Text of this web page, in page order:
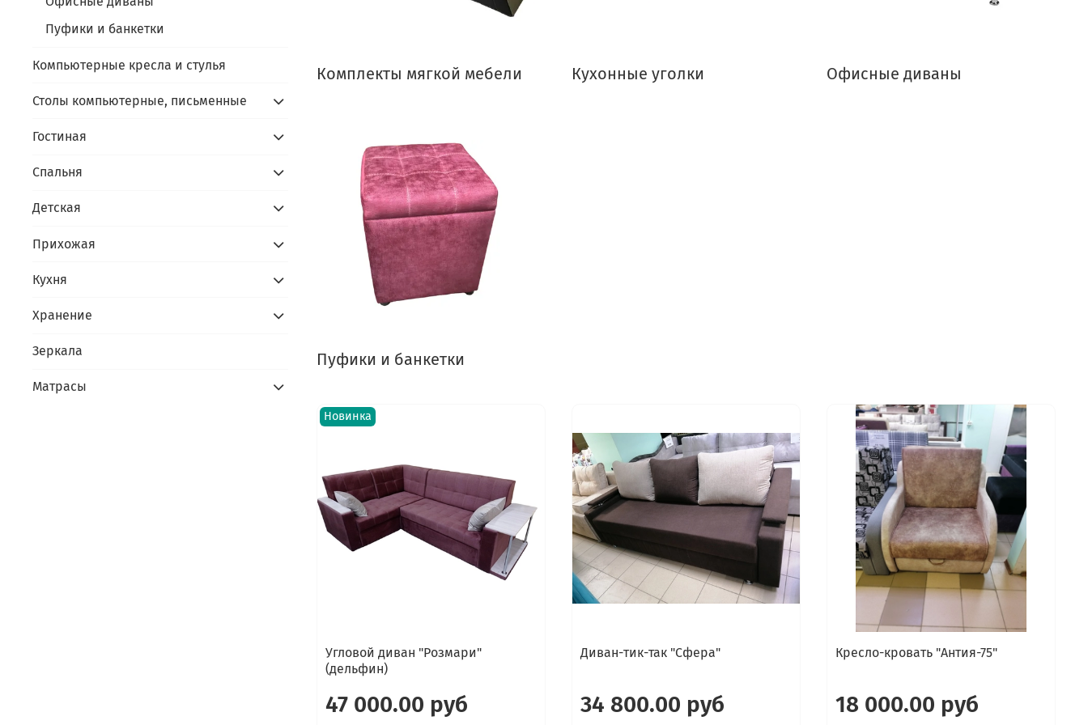
Комплекты мягкой мебели Кухонные уголки Офисные диваны
Пуфики и банкетки
Новинка
Угловой диван "Розмари"
(дельфин)
47 000.00 руб
Диван-тик-так "Сфера"
34 800.00 руб
Кресло-кровать "Антия-75"
18 000.00 руб
Пуфики и банкетки
Компьютерные кресла и стулья
Столы компьютерные, письменные
Гостиная
Спальня
Детская
Прихожая
Кухня
Хранение
Зеркала
Матрасы